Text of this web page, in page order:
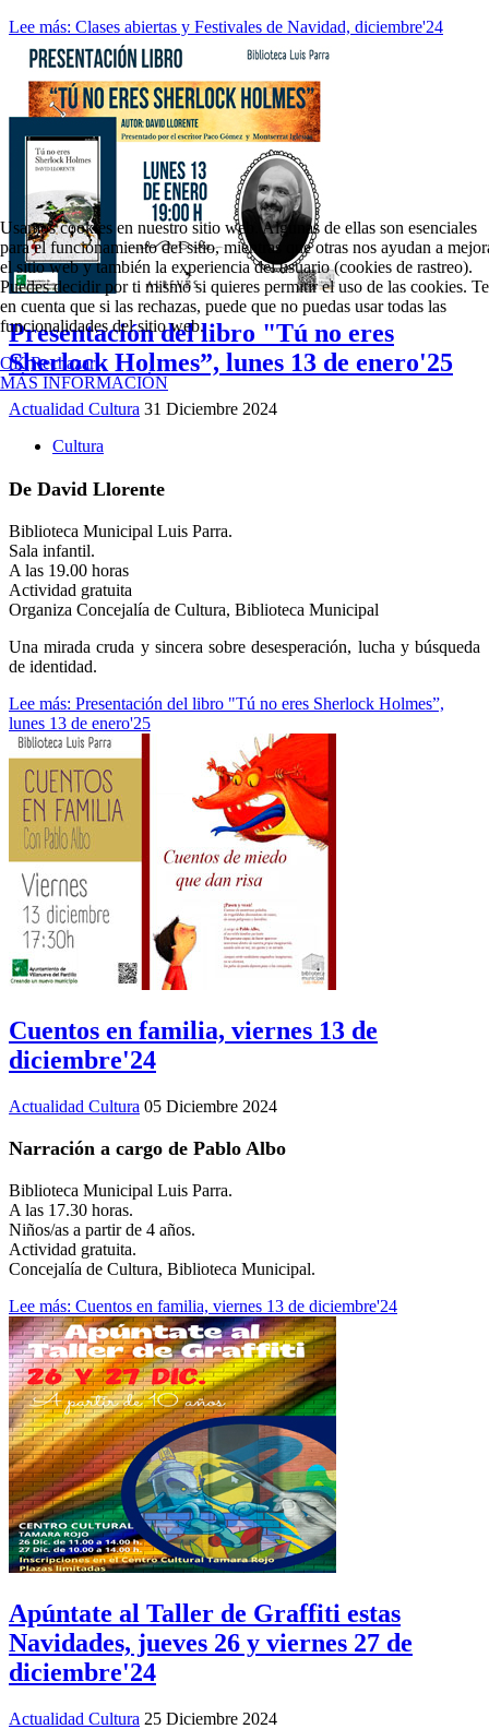
Lee más: Clases abiertas y Festivales de Navidad, diciembre'24
Presentación del libro "Tú no eres
Sherlock Holmes”, lunes 13 de enero'25
Actualidad Cultura 31 Diciembre 2024
Cultura
De David Llorente
Biblioteca Municipal Luis Parra.
Sala infantil.
A las 19.00 horas
Actividad gratuita
Organiza Concejalía de Cultura, Biblioteca Municipal
Una mirada cruda y sincera sobre desesperación, lucha y búsqueda
de identidad.
Lee más: Presentación del libro "Tú no eres Sherlock Holmes”,
lunes 13 de enero'25
Cuentos en familia, viernes 13 de
diciembre'24
Actualidad Cultura 05 Diciembre 2024
Narración a cargo de Pablo Albo
Biblioteca Municipal Luis Parra.
A las 17.30 horas.
Niños/as a partir de 4 años.
Actividad gratuita.
Concejalía de Cultura, Biblioteca Municipal.
Lee más: Cuentos en familia, viernes 13 de diciembre'24
Apúntate al Taller de Graffiti estas
Navidades, jueves 26 y viernes 27 de
diciembre'24
Actualidad Cultura 25 Diciembre 2024
Usamos cookies en nuestro sitio web. Algunas de ellas son esenciales
para el funcionamiento del sitio, mientras que otras nos ayudan a
el sitio web y también la experiencia del usuario (cookies de rastreo).
Puedes decidir por ti mismo si quieres permitir el uso de las cookies.
en cuenta que si las rechazas, puede que no puedas usar todas las
funcionalidades del sitio web.
OK Rechazar
MÁS INFORMACIÓN